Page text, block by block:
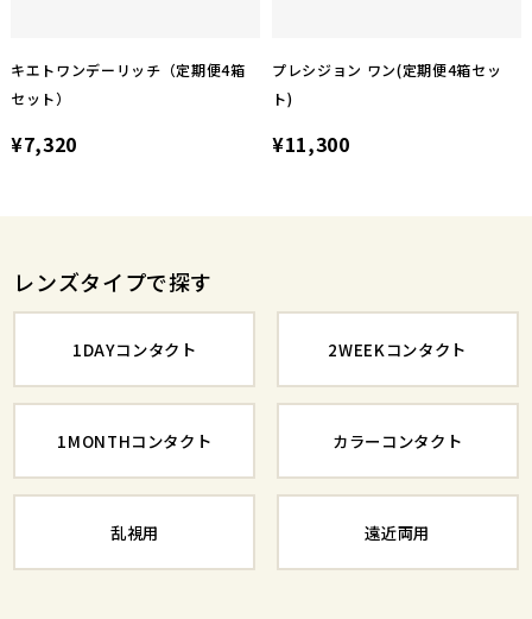
キエトワンデーリッチ（定期便4箱
セット）
¥7,320
プレシジョン ワン(定期便4箱セッ
ト)
¥11,300
レンズタイプで探す
1DAYコンタクト 2WEEKコンタクト
1MONTHコンタクト カラーコンタクト
乱視用 遠近両用